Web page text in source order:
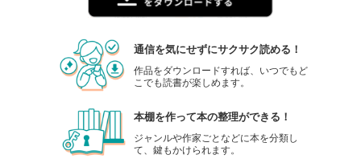
通信を気にせずにサクサク読める！
作品をダウンロードすれば、いつでもど
こでも読書が楽しめます。
本棚を作って本の整理ができる！
ジャンルや作家ごとなどに本を分類し
て、鍵もかけられます。